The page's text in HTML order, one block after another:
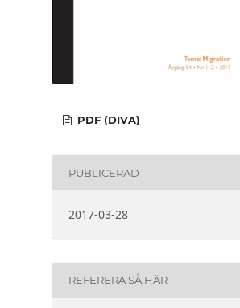
PDF (DIVA)
PUBLICERAD
2017-03-28
REFERERA SÅ HÄR